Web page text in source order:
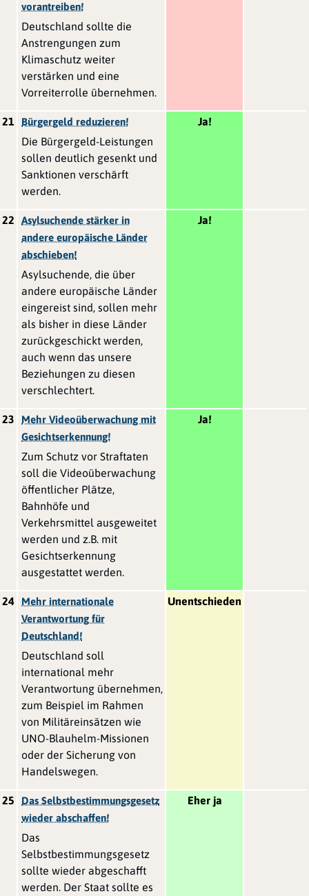
vorantreiben!
Deutschland sollte die
Anstrengungen zum
Klimaschutz weiter
verstärken und eine
Vorreiterrolle übernehmen.
21 Bürgergeld reduzieren!
Die Bürgergeld-Leistungen
sollen deutlich gesenkt und
Sanktionen verschärft
werden.
Ja!
22
Asylsuchende stärker in
andere europäische Länder
abschieben!
Asylsuchende, die über
andere europäische Länder
eingereist sind, sollen mehr
als bisher in diese Länder
zurückgeschickt werden,
auch wenn das unsere
Beziehungen zu diesen
verschlechtert.
Ja!
23
Mehr Videoüberwachung mit
Gesichtserkennung!
Zum Schutz vor Straftaten
soll die Videoüberwachung
öffentlicher Plätze,
Bahnhöfe und
Verkehrsmittel ausgeweitet
werden und z.B. mit
Gesichtserkennung
ausgestattet werden.
Ja!
24
Mehr internationale
Verantwortung für
Deutschland!
Deutschland soll
international mehr
Verantwortung übernehmen,
zum Beispiel im Rahmen
von Militäreinsätzen wie
UNO-Blauhelm-Missionen
oder der Sicherung von
Handelswegen.
Unentschieden
25
Das Selbstbestimmungsgesetz
wieder abschaffen!
Das
Selbstbestimmungsgesetz
sollte wieder abgeschafft
werden. Der Staat sollte es
Eher ja